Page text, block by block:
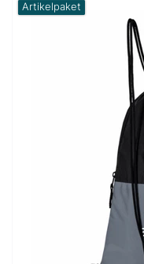
Artikelpaket